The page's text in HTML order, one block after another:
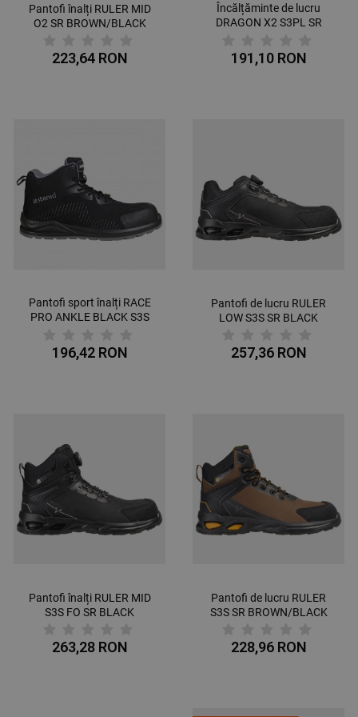
Pantofi înalți RULER MID
O2 SR BROWN/BLACK
223,64 RON
Încălțăminte de lucru
DRAGON X2 S3PL SR
191,10 RON
Pantofi sport înalți RACE
PRO ANKLE BLACK S3S
196,42 RON
Pantofi de lucru RULER
LOW S3S SR BLACK
257,36 RON
Pantofi înalți RULER MID
S3S FO SR BLACK
263,28 RON
Pantofi de lucru RULER
S3S SR BROWN/BLACK
228,96 RON